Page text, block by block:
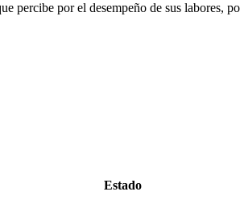
por el desempeño de sus labores,
Estado